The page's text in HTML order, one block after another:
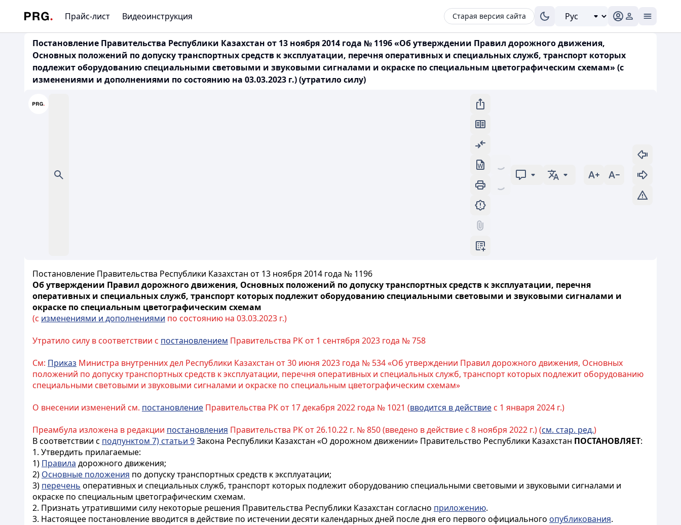
Прайс-лист Видеоинструкция Старая версия сайта
Постановление Правительства Республики Казахстан от 13 ноября 2014 года № 1196 «Об утверждении Правил дорожного движения,
Основных положений по допуску транспортных средств к эксплуатации, перечня оперативных и специальных служб, транспорт которых
подлежит оборудованию специальными световыми и звуковыми сигналами и окраске по специальным цветографическим схемам» (с
изменениями и дополнениями по состоянию на 03.03.2023 г.) (утратило силу)
Постановление Правительства Республики Казахстан от 13 ноября 2014 года № 1196
Об утверждении Правил дорожного движения, Основных положений по допуску транспортных средств к эксплуатации, перечня
оперативных и специальных служб, транспорт которых подлежит оборудованию специальными световыми и звуковыми сигналами и
окраске по специальным цветографическим схемам
(с изменениями и дополнениями по состоянию на 03.03.2023 г.)
Утратило силу в соответствии с постановлением Правительства РК от 1 сентября 2023 года № 758
См: Приказ Министра внутренних дел Республики Казахстан от 30 июня 2023 года № 534 «Об утверждении Правил дорожного движения, Основных
положений по допуску транспортных средств к эксплуатации, перечня оперативных и специальных служб, транспорт которых подлежит оборудованию
специальными световыми и звуковыми сигналами и окраске по специальным цветографическим схемам»
О внесении изменений см. постановление Правительства РК от 17 декабря 2022 года № 1021 (вводится в действие с 1 января 2024 г.)
Преамбула изложена в редакции постановления Правительства РК от 26.10.22 г. № 850 (введено в действие с 8 ноября 2022 г.) (см. стар. ред.)
В соответствии с подпунктом 7) статьи 9Закона Республики Казахстан «О дорожном движении» Правительство Республики Казахстан ПОСТАНОВЛЯЕТ:
1. Утвердить прилагаемые:
1) Правила дорожного движения;
2) Основные положения по допуску транспортных средств к эксплуатации;
3) перечень оперативных и специальных служб, транспорт которых подлежит оборудованию специальными световыми и звуковыми сигналами и
окраске по специальным цветографическим схемам.
2. Признать утратившими силу некоторые решения Правительства Республики Казахстан согласно приложению.
3. Настоящее постановление вводится в действие по истечении десяти календарных дней после дня его первого официального опубликования.